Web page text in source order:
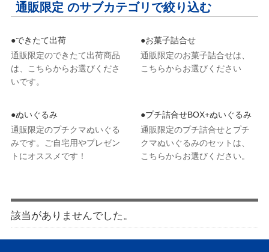
通販限定 のサブカテゴリで絞り込む
●できたて出荷
通販限定のできたて出荷商品
は、こちらからお選びくださ
いです。
●お菓子詰合せ
通販限定のお菓子詰合せは、
こちらからお選びください
●ぬいぐるみ
通販限定のプチクマぬいぐる
みです。ご自宅用やプレゼン
トにオススメです！
●プチ詰合せBOX+ぬいぐるみ
通販限定のプチ詰合せとプチ
クマぬいぐるみのセットは、
こちらからお選びください。
該当がありませんでした。